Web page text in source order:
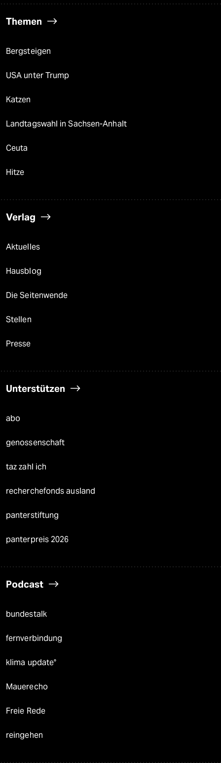
Themen
Bergsteigen
USA unter Trump
Katzen
Landtagswahl in Sachsen-Anhalt
Ceuta
Hitze
Verlag
Aktuelles
Hausblog
Die Seitenwende
Stellen
Presse
Unterstützen
abo
genossenschaft
taz zahl ich
recherchefonds ausland
panterstiftung
panterpreis 2026
Podcast
bundestalk
fernverbindung
klima update°
Mauerecho
Freie Rede
reingehen